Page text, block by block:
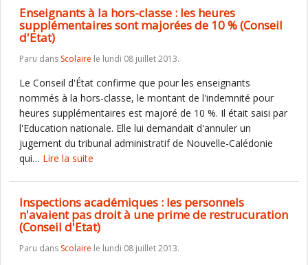
Enseignants à la hors-classe : les heures
supplémentaires sont majorées de 10 % (Conseil
d'Etat)
Paru dans Scolaire le lundi 08 juillet 2013.
Le Conseil d'État confirme que pour les enseignants
nommés à la hors-classe, le montant de l'indemnité pour
heures supplémentaires est majoré de 10 %. Il était saisi par
l'Education nationale. Elle lui demandait d'annuler un
jugement du tribunal administratif de Nouvelle-Calédonie
qui… Lire la suite
Inspections académiques : les personnels
n'avaient pas droit à une prime de restrucuration
(Conseil d'Etat)
Paru dans Scolaire le lundi 08 juillet 2013.